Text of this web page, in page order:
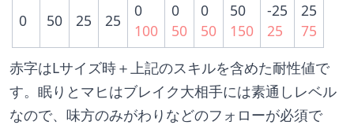
0 50 25 25
0
100
0
50
0
50
50
150
-25
25
25
75
赤字はLサイズ時＋上記のスキルを含めた耐性値で
す。眠りとマヒはブレイク大相手には素通しレベル
なので、味方のみがわりなどのフォローが必須で